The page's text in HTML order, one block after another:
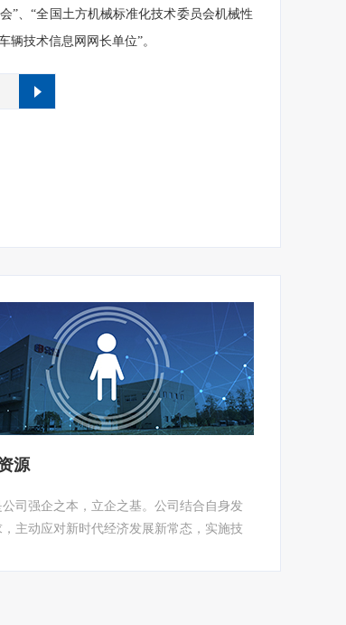
”、“全国土方机械标准化技术委员会机械性
辆技术信息网网长单位”。
源
公司强企之本，立企之基。公司结合自身发
，主动应对新时代经济发展新常态，实施技
才、享受政府特殊津贴专家、中国机械总